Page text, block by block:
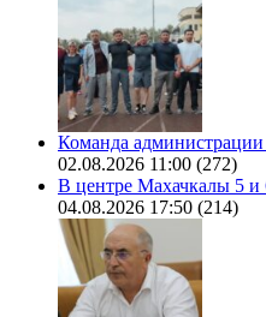
Команда
02.08.2026 11:00 (272)
В центре Махачкалы 5 и
04.08.2026 17:50 (214)